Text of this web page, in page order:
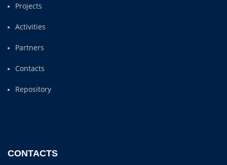
Projects
Activities
Partners
Contacts
Repository
CONTACTS